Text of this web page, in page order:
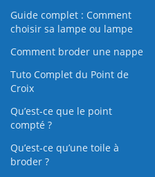
Guide complet : Comment
choisir sa lampe ou lampe
Comment broder une nappe
Tuto Complet du Point de
Croix
Qu’est-ce que le point
compté ?
Qu’est‑ce qu’une toile à
broder ?